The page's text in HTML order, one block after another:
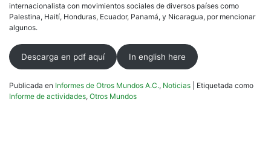
internacionalista con movimientos sociales de diversos países como
Palestina, Haití, Honduras, Ecuador, Panamá, y Nicaragua, por mencionar
algunos.
Descarga en pdf aquí In english here
Publicada en Informes de Otros Mundos A.C., Noticias
Etiquetada como
Informe de actividades, Otros Mundos